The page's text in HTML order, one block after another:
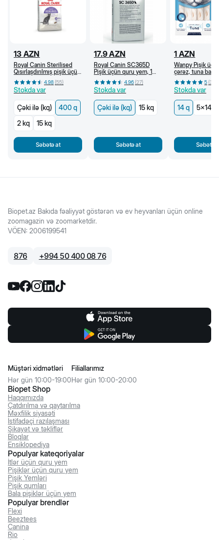
13 AZN
Royal Canin Sterilised
Qısırlaşdırılmış pişik üçün
quru yem, 1 yaşdan, 400
q
4.98(55)
Stokda var
Çəki ilə (kq)
400 q
2 kq
15 kq
Səbətə at
17.9AZN
Royal Canin SC365D
Pişik üçün quru yem, 1
yaşdan (kq) 4.96(27)
Stokda var
Çəki ilə (kq) 15 kq
Səbətə at
1 AZN
Wanpy Pişik
çərəz, tuna
5(36
Stokda var
14 q 5x14 q
Səbətə
Biopet.az Bakıda fəaliyyət göstərən və ev heyvanları üçün online
zoomagazin və zoomarketdir.
VÖEN: 2006199541
876 +994 50 400 08 76
Biopet Shop
Haqqımızda
Çatdırılma və qaytarılma
Məxfilik siyasəti
İstifadəçi razılaşması
Şikayət və təkliflər
Bloqlar
Ensiklopediya
Müştəri xidmətləri
Hər gün 10:00-19:00
Filiallarımız
Hər gün 10:00-20:00
Populyar kateqoriyalar
İtlər üçün quru yem
Pişiklər üçün quru yem
Pişik Yemləri
Pişik qumları
Bala pişiklər üçün yem
Populyar brendlər
Flexi
Beeztees
Canina
Rio